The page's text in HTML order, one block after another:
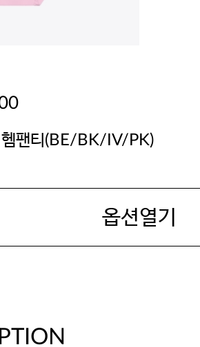
헴팬티(BE/BK/IV/PK)
옵션열기